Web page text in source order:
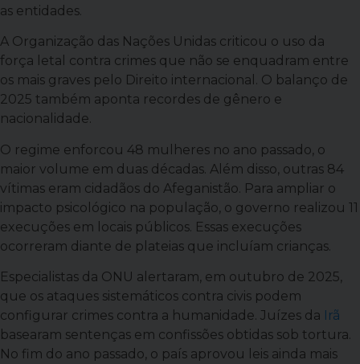
as entidades.
A Organização das Nações Unidas criticou o uso da
força letal contra crimes que não se enquadram entre
os mais graves pelo Direito internacional. O balanço de
2025 também aponta recordes de gênero e
nacionalidade.
O regime enforcou 48 mulheres no ano passado, o
maior volume em duas décadas. Além disso, outras 84
vítimas eram cidadãos do Afeganistão. Para ampliar o
impacto psicológico na população, o governo realizou 11
execuções em locais públicos. Essas execuções
ocorreram diante de plateias que incluíam crianças.
Especialistas da ONU alertaram, em outubro de 2025,
que os ataques sistemáticos contra civis podem
configurar crimes contra a humanidade. Juízes da Irã
basearam sentenças em confissões obtidas sob tortura.
No fim do ano passado, o país aprovou leis ainda mais